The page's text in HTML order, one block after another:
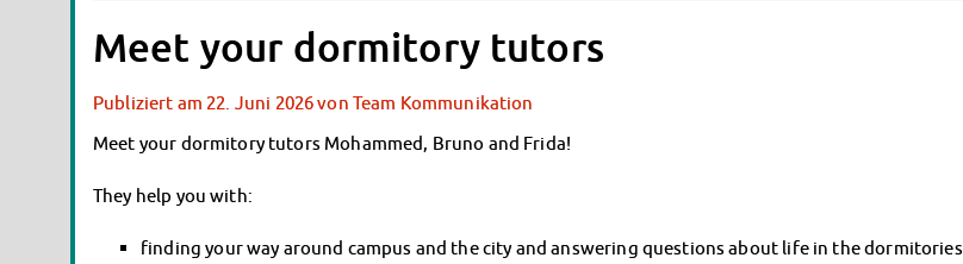
Meet your dormitory tutors
Publiziert am 22. Juni 2026von Team Kommunikation
Meet your dormitory tutors Mohammed, Bruno and Frida!
They help you with:
finding your way around campus and the city and answering questions about life in the dormitories